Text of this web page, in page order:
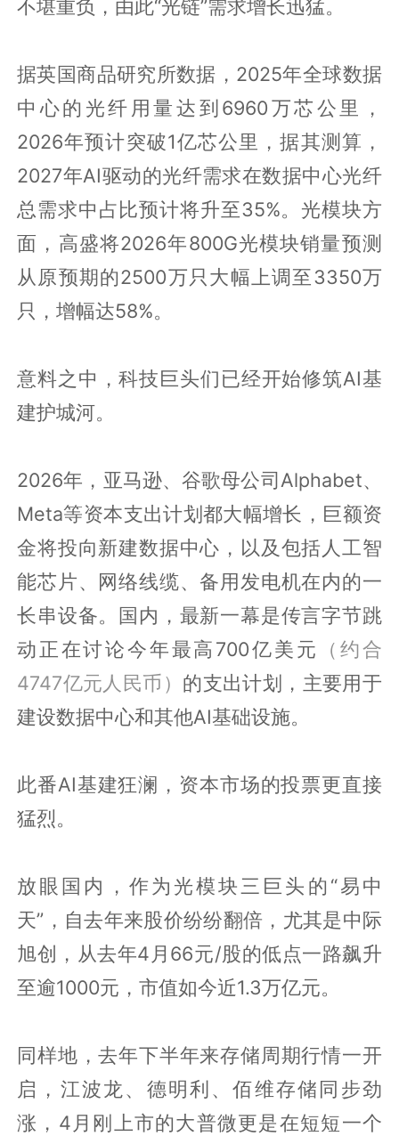
不堪重负，由此“光链”需求增长迅猛。
据英国商品研究所数据，2025年全球数据
中心的光纤用量达到6960万芯公里，
2026年预计突破1亿芯公里，据其测算，
2027年AI驱动的光纤需求在数据中心光纤
总需求中占比预计将升至35%。光模块方
面，高盛将2026年800G光模块销量预测
从原预期的2500万只大幅上调至3350万
只，增幅达58%。
意料之中，科技巨头们已经开始修筑AI基
建护城河。
2026年，亚马逊、谷歌母公司Alphabet、
Meta等资本支出计划都大幅增长，巨额资
金将投向新建数据中心，以及包括人工智
能芯片、网络线缆、备用发电机在内的一
长串设备。国内，最新一幕是传言字节跳
动正在讨论今年最高700亿美元
（约合
4747亿元人民币） 的支出计划，主要用于
建设数据中心和其他AI基础设施。
此番AI基建狂澜，资本市场的投票更直接
猛烈。
放眼国内，作为光模块三巨头的“易中
天”，自去年来股价纷纷翻倍，尤其是中际
旭创，从去年4月66元/股的低点一路飙升
至逾1000元，市值如今近1.3万亿元。
同样地，去年下半年来存储周期行情一开
启，江波龙、德明利、佰维存储同步劲
涨，4月刚上市的大普微更是在短短一个